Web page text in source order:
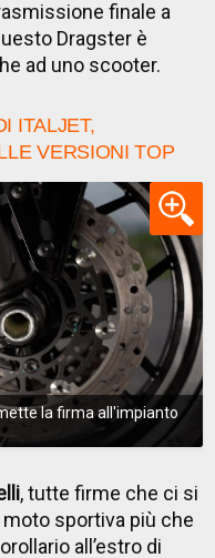
finale a
Dragster è
ad uno scooter.
ITALJET,
VERSIONI TOP
la firma all'impianto
, tutte firme che ci si
sportiva più che
all’estro di